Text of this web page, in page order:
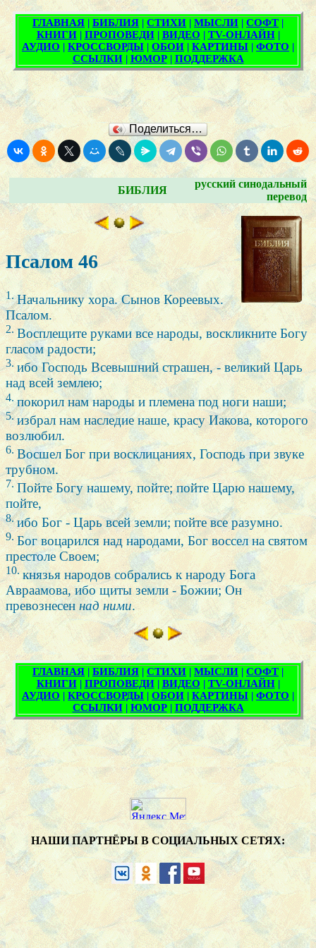
Поделиться…
БИБЛИЯ
русский синодальный
перевод
Псалом 46
1.Начальнику хора. Сынов Кореевых.
Псалом.
2.Восплещите руками все народы, воскликните Богу
гласом радости;
3. ибо Господь Всевышний страшен, - великий Царь
над всей землею;
4. покорил нам народы и племена под ноги наши;
5.избрал нам наследие наше, красу Иакова, которого
возлюбил.
6.Восшел Бог при восклицаниях, Господь при звуке
трубном.
7.Пойте Богу нашему, пойте; пойте Царю нашему,
пойте,
8.ибо Бог - Царь всей земли; пойте все разумно.
9.Бог воцарился над народами, Бог воссел на святом
престоле Своем;
10. князья народов собрались к народу Бога
Авраамова, ибо щиты земли - Божии; Он
превознесеннад ними.